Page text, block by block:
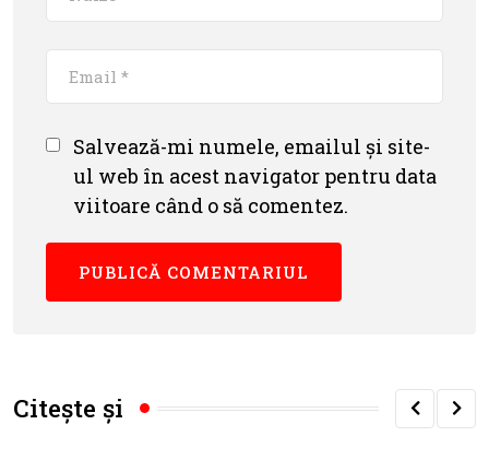
Salvează-mi numele, emailul și site-
ul web în acest navigator pentru data
viitoare când o să comentez.
Citește și